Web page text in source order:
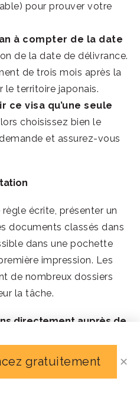
pour prouver votre
à compter de la date
de la date de délivrance.
de trois mois après la
le territoire japonais.
ce visa qu’une seule
choisissez bien le
et assurez-vous
règle écrite, présenter un
documents classés dans
dans une pochette
impression. Les
de nombreux dossiers
la tâche.
directement auprès de
Avant de constituer
site officiel de
pour vous assurer
gratuitement ✕